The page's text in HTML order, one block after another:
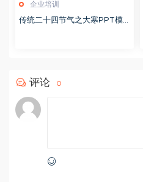
企业培训
传统二十四节气之大寒PPT模
评论 0